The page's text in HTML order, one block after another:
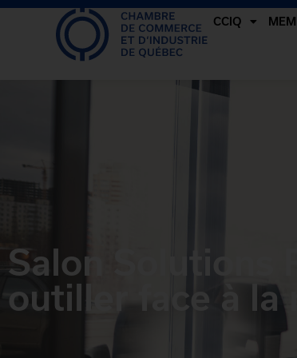
CCIQ
Salon Solutions
outiller face à la